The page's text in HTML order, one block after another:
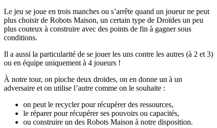
Le jeu se joue en trois manches ou s’arrête quand un joueur ne peut
plus choisir de Robots Maison, un certain type de Droïdes un peu
plus couteux à construire avec des points de fin à gagner sous
conditions.
Il a aussi la particularité de se jouer les uns contre les autres (à 2 et 3)
ou en équipe uniquement à 4 joueurs !
À notre tour, on pioche deux droïdes, on en donne un à un
adversaire et on utilise l’autre comme on le souhaite :
on peut le recycler pour récupérer des ressources,
le réparer pour récupérer ses pouvoirs ou capacités,
ou construire un des Robots Maison à notre disposition.